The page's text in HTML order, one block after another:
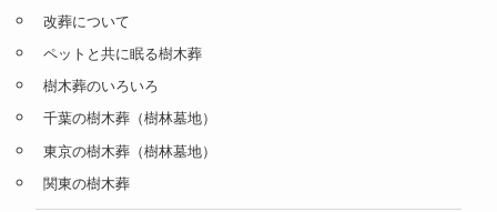
改葬について
ペットと共に眠る樹木葬
樹木葬のいろいろ
千葉の樹木葬（樹林墓地）
東京の樹木葬（樹林墓地）
関東の樹木葬